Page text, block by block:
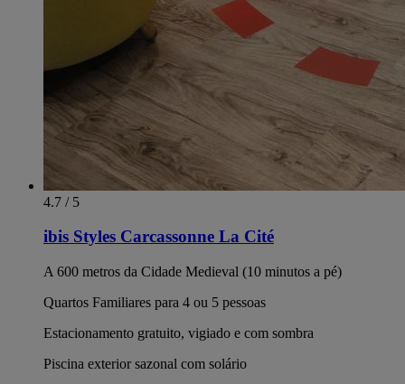
4.7 / 5
ibis Styles Carcassonne La Cité
A 600 metros da Cidade Medieval (10 minutos a pé)
Quartos Familiares para 4 ou 5 pessoas
Estacionamento gratuito, vigiado e com sombra
Piscina exterior sazonal com solário